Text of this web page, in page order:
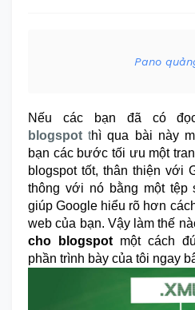
Pano
Nếu các bạn đã có
blogspot thì qua bài này
bạn các bước tối ưu một
blogspot tốt, thân thiện với
thông với nó bằng một tệp
giúp Google hiểu rõ hơn
web của bạn. Vậy làm thế
cho blogspot một cách
phần trình bày của tôi ngay